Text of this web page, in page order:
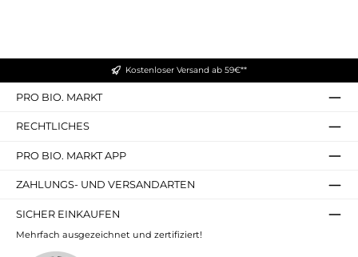
Kostenloser Versand ab 59€**
PRO BIO. MARKT
RECHTLICHES
PRO BIO. MARKT APP
ZAHLUNGS- UND VERSANDARTEN
SICHER EINKAUFEN
Mehrfach ausgezeichnet und zertifiziert!